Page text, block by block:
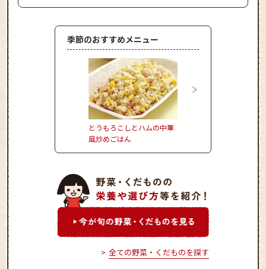
季節のおすすめメニュー
とうもろこしとハムの中華
風炒めごはん
かぼちゃとれんこんの
全ての野菜・くだものを探す